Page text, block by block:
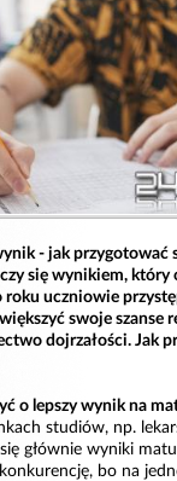
- jak przygotować
się wynikiem,
roku uczniowie
swoje szanse
dojrzałości. Jak
o lepszy wynik na
studiów, np.
głównie wyniki
bo na